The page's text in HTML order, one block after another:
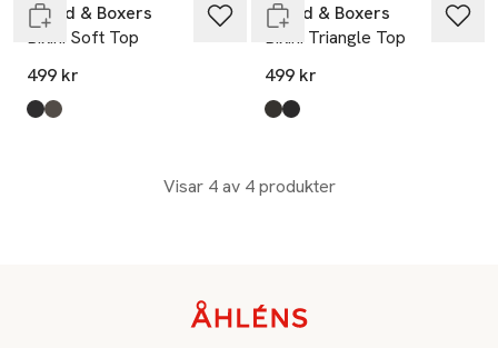
Bread & Boxers
Bikini Soft Top
499 kr
Produkten finns i färgerna:
Black
Dark Army Green
Bread & Boxers
Bikini Triangle Top
499 kr
Produkten finns i färgerna:
Dark Army Green
Black
Visar 4 av 4 produkter